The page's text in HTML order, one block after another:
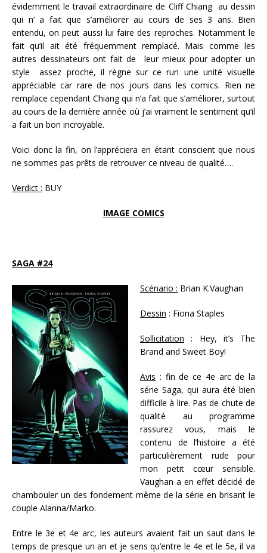
évidemment le travail extraordinaire de Cliff Chiang au dessin
qui n’ a fait que s’améliorer au cours de ses 3 ans. Bien
entendu, on peut aussi lui faire des reproches. Notamment le
fait qu’il ait été fréquemment remplacé. Mais comme les
autres dessinateurs ont fait de leur mieux pour adopter un
style assez proche, il règne sur ce run une unité visuelle
appréciable car rare de nos jours dans les comics. Rien ne
remplace cependant Chiang qui n’a fait que s’améliorer, surtout
au cours de la dernière année où j’ai vraiment le sentiment qu’il
a fait un bon incroyable.
Voici donc la fin, on l’appréciera en étant conscient que nous
ne sommes pas prêts de retrouver ce niveau de qualité….
Verdict : BUY
IMAGE COMICS
SAGA #24
Scénario : Brian K.Vaughan
Dessin : Fiona Staples
Sollicitation : Hey, it’s The
Brand and Sweet Boy!
Avis : fin de ce 4e arc de la
série Saga, qui aura été bien
difficile à lire. Pas de chute de
qualité au programme
rassurez vous, mais le
contenu de l’histoire a été
particulièrement rude pour
mon petit cœur sensible.
Vaughan a en effet décidé de
chambouler un des fondement même de la série en brisant le
couple Alanna/Marko.
Entre le 3e et 4e arc, les auteurs avaient fait un saut dans le
temps de presque un an et je sens qu’entre le 4e et le 5e, il va